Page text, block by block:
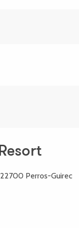
Perros-Guirec